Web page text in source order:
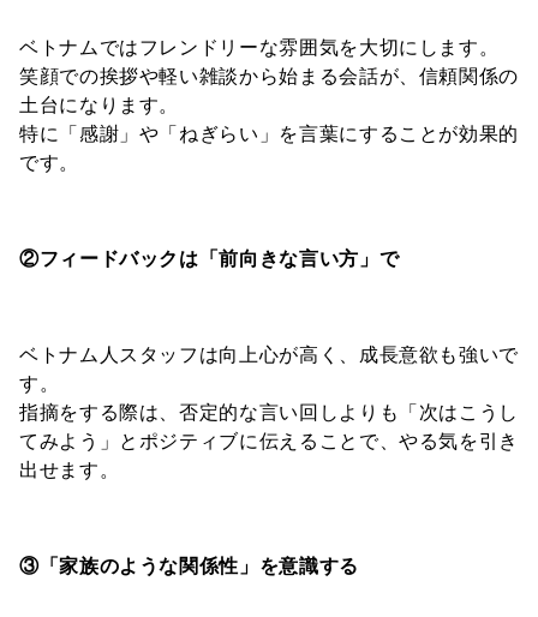
ベトナムではフレンドリーな雰囲気を大切にします。
笑顔での挨拶や軽い雑談から始まる会話が、信頼関係の
土台になります。
特に「感謝」や「ねぎらい」を言葉にすることが効果的
です。
②フィードバックは「前向きな言い方」で
ベトナム人スタッフは向上心が高く、成長意欲も強いで
す。
指摘をする際は、否定的な言い回しよりも「次はこうし
てみよう」とポジティブに伝えることで、やる気を引き
出せます。
③「家族のような関係性」を意識する